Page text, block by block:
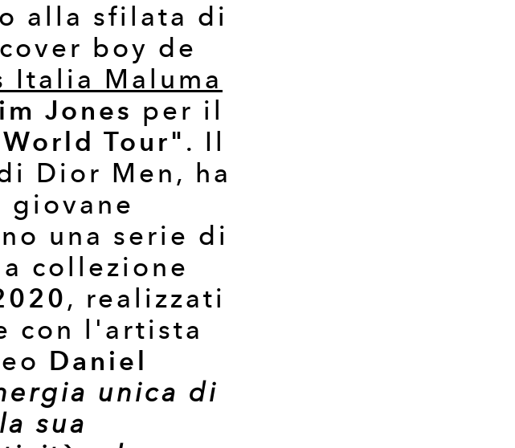
alla sfilata di
boy de
Italia Maluma
Jones per il
Tour" . Il
Dior Men, ha
una serie di
collezione
, realizzati
con l'artista
Daniel
unica di
sua